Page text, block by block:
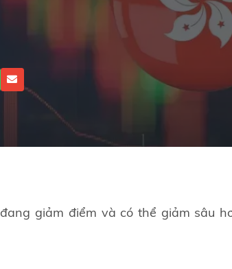
đang giảm điểm và có thể giảm sâu